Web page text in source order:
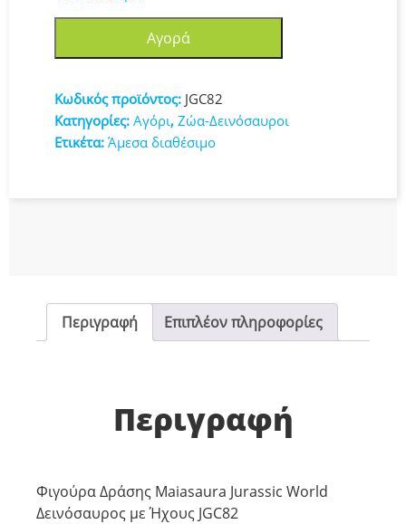
Jurassic
World
Δεινόσαυρος
JGC82
Αγορά
Κωδικός προϊόντος: JGC82
Κατηγορίες: Αγόρι, Ζώα-Δεινόσαυροι
Ετικέτα: Άμεσα διαθέσιμο
Περιγραφή Επιπλέον πληροφορίες
Περιγραφή
Φιγούρα Δράσης Maiasaura Jurassic World
Δεινόσαυρος με Ήχους JGC82